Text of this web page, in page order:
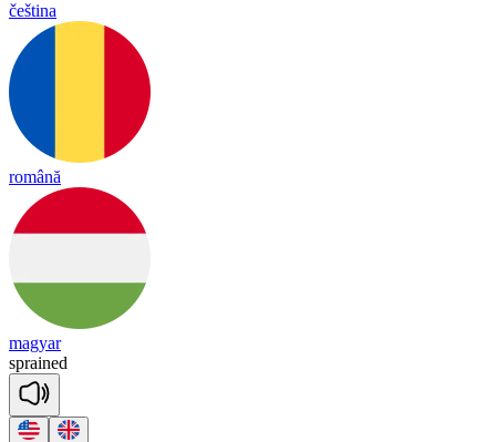
čeština
română
magyar
sprained